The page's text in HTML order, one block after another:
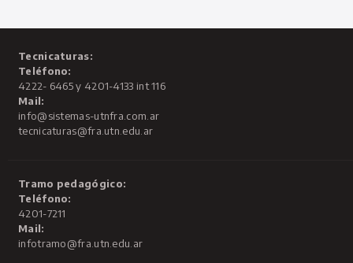
Tecnicaturas:
Teléfono:
4222- 6465 y 4201-4133 int 116
Mail:
info@sistemas-utnfra.com.ar
tecnicaturas@fra.utn.edu.ar
Tramo pedagógico:
Teléfono:
4201-7211
Mail:
infotramo@fra.utn.edu.ar